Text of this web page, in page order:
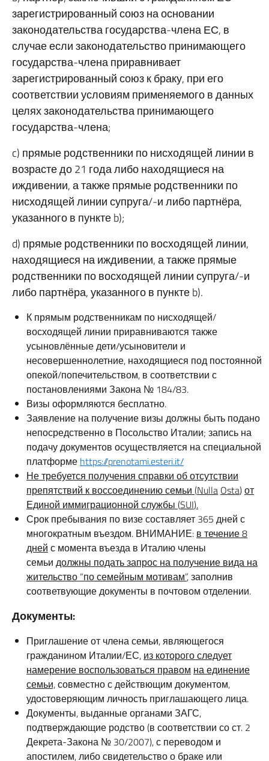
зарегистрированный союз на основании
законодательства государства-члена ЕС, в
случае если законодательство принимающего
государства-члена приравнивает
зарегистрированный союз к браку, при его
соответствии условиям применяемого в данных
целях законодательства принимающего
государства-члена;
c) прямые родственники по нисходящей линии в
возрасте до 21 года либо находящиеся на
иждивении, а также прямые родственники по
нисходящей линии супруга/-и либо партнёра,
указанного в пункте b);
d) прямые родственники по восходящей линии,
находящиеся на иждивении, а также прямые
родственники по восходящей линии супруга/-и
либо партнёра, указанного в пункте b).
К прямым родственникам по нисходящей/
восходящей линии приравниваются также
усыновлённые дети/усыновители и
несовершеннолетние, находящиеся под постоянной
опекой/попечительством, в соответствии с
постановлениями Закона № 184/83.
Визы оформляются бесплатно.
Заявление на получение визы должны быть подано
непосредственно в Посольство Италии; запись на
подачу документов осуществляется на специальной
платформе https://prenotami.esteri.it/
Не требуется получения справки об отсутствии
препятствий к воссоединению семьи (Nulla Osta)от
Единой иммиграционной службы (SUI).
Срок пребывания по визе составляет 365 дней с
многократным въездом. ВНИМАНИЕ: в течение8
дней с момента въезда в Италию члены
семьи должны подать запрос на получение вида на
жительство “по семейным мотивам”, заполнив
соответвующие документы в почтовом отделении.
Документы:
Приглашение от члена семьи, являющегося
гражданином Италии/ЕС, из которого следует
намерение воспользоваться правом на единение
семьи,совместно с действющим документом,
удостоверяющим личность приглашающего лица.
Документы, выданные органами ЗАГС,
подтверждающие родство (в соответствии со ст. 2
Декрета-Закона № 30/2007), с переводом и
апостилем, либо свидетельство о браке или